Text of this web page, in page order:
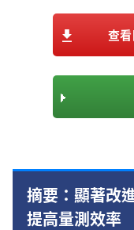
查
摘要：顯著改
提高量測效率